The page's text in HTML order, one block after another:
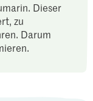
Dieser
zu
Darum